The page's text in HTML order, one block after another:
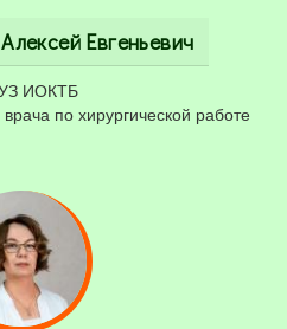
Евгеньевич
ИОКТБ
по хирургической работе